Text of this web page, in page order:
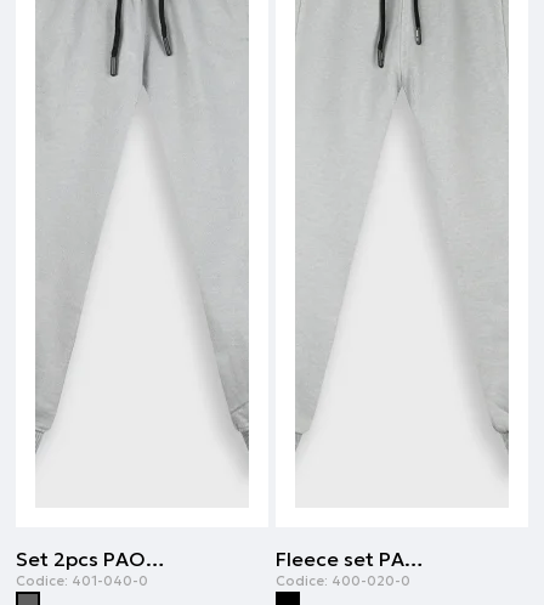
Set 2pcs PAOK FC | Grigio scuro
Codice: 401-040-0
Fleece set PAOK FC | Nero
Codice: 400-020-0